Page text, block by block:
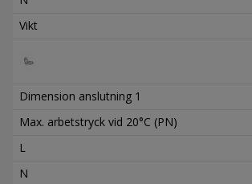
Vikt
Dimension anslutning 1
Max. arbetstryck vid 20°C (PN)
L
N